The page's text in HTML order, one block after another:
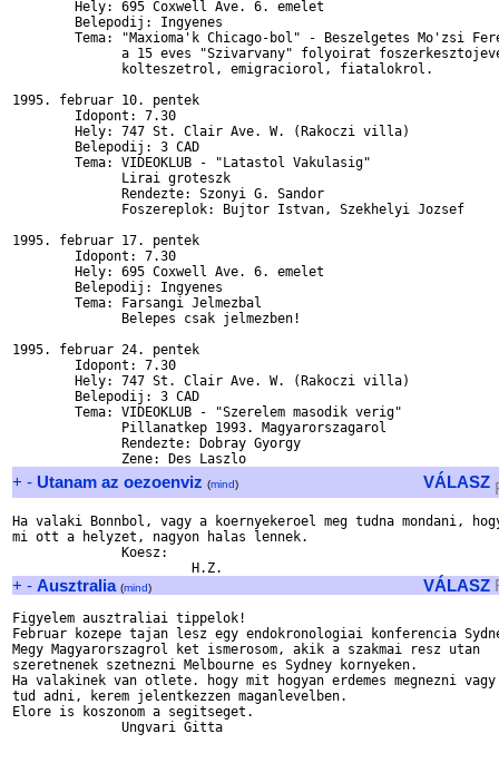
1995. februar 10. pentek
1995. februar 17. pentek
1995. februar 24. pentek
+ - Utanam az oezoenviz (mind) VÁLASZ
Ha valaki Bonnbol, vagy a koernyekeroel meg tudna mondani,
mi ott a helyzet, nagyon halas lennek.
              Koesz:
+ - Ausztralia (mind) VÁLASZ
Figyelem ausztraliai tippelok!
Februar kozepe tajan lesz egy endokronologiai konferencia
Megy Magyarorszagrol ket ismerosom, akik a szakmai resz utan
szeretnenek szetnezni Melbourne es Sydney kornyeken.
Ha valakinek van otlete. hogy mit hogyan erdemes megnezni
tud adni, kerem jelentkezzen maganlevelben.
Elore is koszonom a segitseget.
              Ungvari Gitta